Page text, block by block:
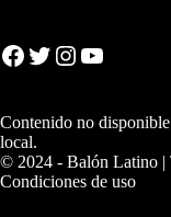
Facebook Twitter Instagram YouTube
Contenido no
local.
© 2024 - Balón Latino |
Condiciones de uso